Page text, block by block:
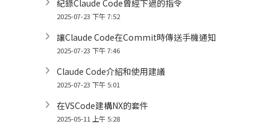
紀錄Claude Code曾經下過的指令
2025-07-23 下午 7:52
讓Claude Code在Commit時傳送手機通知
2025-07-23 下午 7:46
Claude Code介紹和使用建議
2025-07-23 下午 5:01
在VSCode建構NX的套件
2025-05-11 上午 5:28